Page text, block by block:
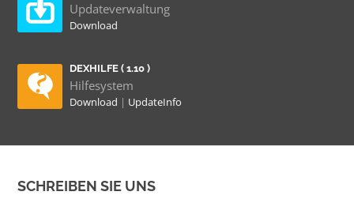
Updateverwaltung
Download
DEXHILFE ( 1.10 )
Hilfesystem
Download | UpdateInfo
SCHREIBEN SIE UNS